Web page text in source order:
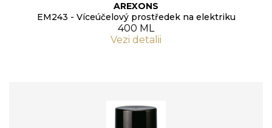
AREXONS
EM243 - Víceúčelový prostředek na elektriku
400 ML
Vezi detalii